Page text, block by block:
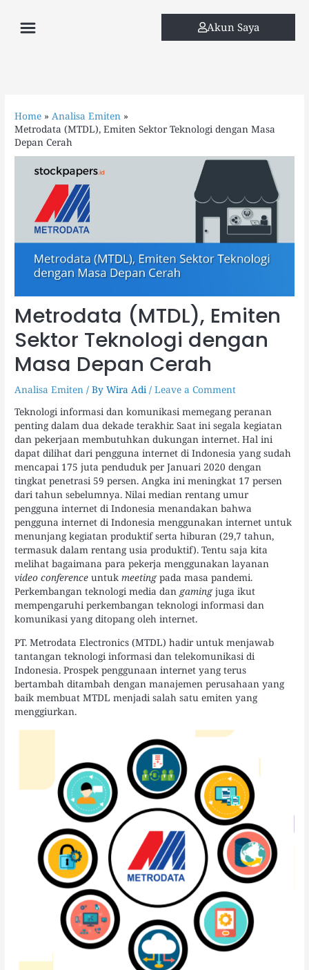
content
Menu Akun Saya
Home
Analisa Emiten
Metrodata (MTDL), Emiten Sektor Teknologi dengan Masa
Depan Cerah
Metrodata (MTDL), Emiten
Sektor Teknologi dengan
Masa Depan Cerah
Analisa Emiten / ByWira Adi/Leave a Comment
Teknologi informasi dan komunikasi memegang peranan
penting dalam dua dekade terakhir. Saat ini segala kegiatan
dan pekerjaan membutuhkan dukungan internet. Hal ini
dapat dilihat dari pengguna internet di Indonesia yang sudah
mencapai 175 juta penduduk per Januari 2020 dengan
tingkat penetrasi 59 persen. Angka ini meningkat 17 persen
dari tahun sebelumnya. Nilai median rentang umur
pengguna internet di Indonesia menandakan bahwa
pengguna internet di Indonesia menggunakan internet untuk
menunjang kegiatan produktif serta hiburan (29,7 tahun,
termasuk dalam rentang usia produktif). Tentu saja kita
melihat bagaimana para pekerja menggunakan layanan
video conference untukmeeting pada masa pandemi.
Perkembangan teknologi media dan gaming juga ikut
mempengaruhi perkembangan teknologi informasi dan
komunikasi yang ditopang oleh internet.
PT. Metrodata Electronics (MTDL) hadir untuk menjawab
tantangan teknologi informasi dan telekomunikasi di
Indonesia. Prospek penggunaan internet yang terus
bertambah ditambah dengan manajemen perusahaan yang
baik membuat MTDL menjadi salah satu emiten yang
menggiurkan.